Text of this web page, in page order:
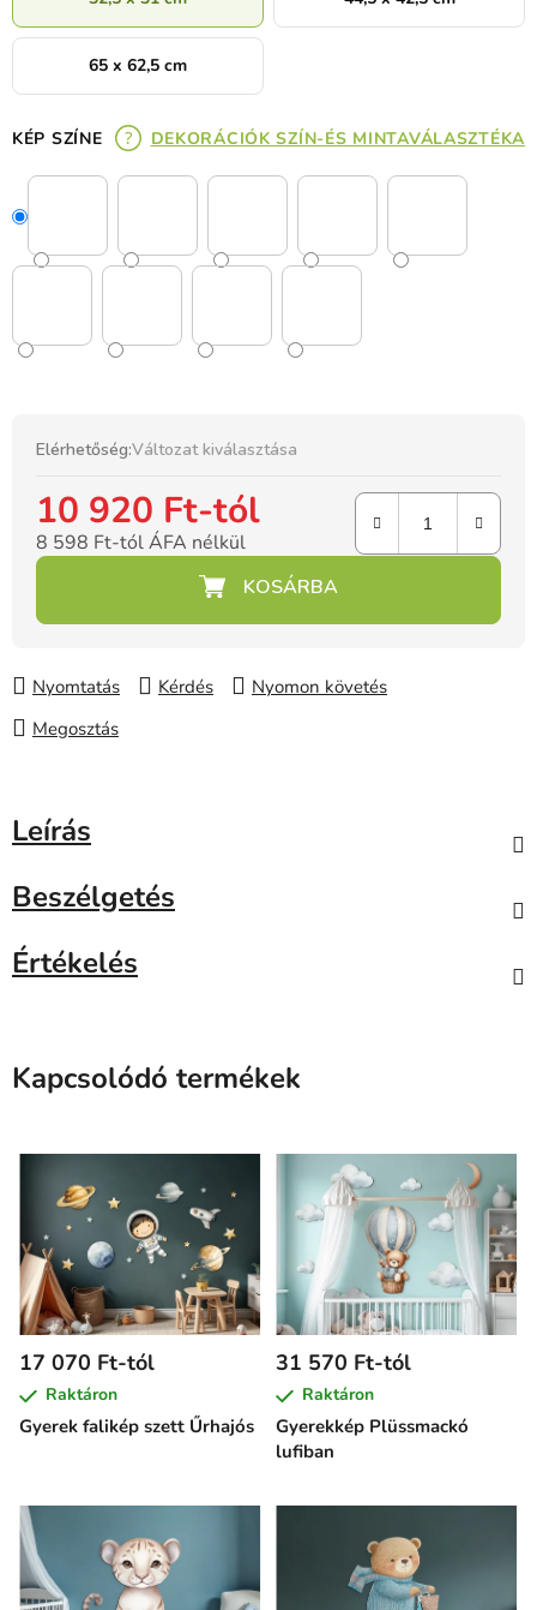
65 x 62,5 cm
KÉP SZÍNE DEKORÁCIÓK SZÍN-ÉS MINTAVÁLASZTÉKA
Elérhetőség:Változat kiválasztása
10 920 Ft-tól
8 598 Ft-tól ÁFA nélkül
Egységár:
Nyomtatás Kérdés
Nyomon követés
Megosztás
Leírás
Beszélgetés
Értékelés
Kapcsolódó termékek
Gyerek falikép szett Űrhajós
17 070 Ft-tól
Raktáron
Gyerekkép Plüssmackó
lufiban
31 570 Ft-tól
Raktáron